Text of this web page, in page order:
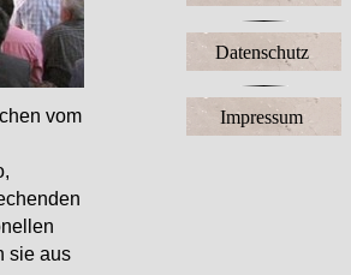
Datenschutz
Impressum
vom
sie aus